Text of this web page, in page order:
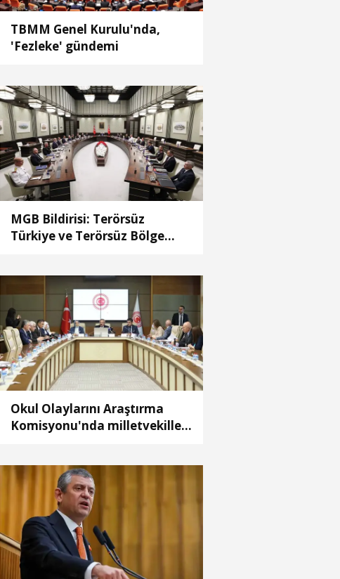
TBMM Genel Kurulu'nda,
'Fezleke' gündemi
MGB Bildirisi: Terörsüz
Türkiye ve Terörsüz Bölge
Okul Olaylarını Araştırma
Komisyonu'nda milletvekilleri